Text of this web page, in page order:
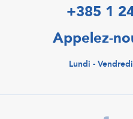
+385 1
Appelez-
Lundi -